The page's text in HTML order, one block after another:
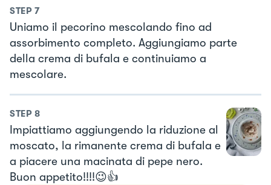
STEP 7
Uniamo il pecorino mescolando fino ad
assorbimento completo. Aggiungiamo parte
della crema di bufala e continuiamo a
mescolare.
STEP 8
Impiattiamo aggiungendo la riduzione al
moscato, la rimanente crema di bufala e
a piacere una macinata di pepe nero.
Buon appetito!!!!😉👍